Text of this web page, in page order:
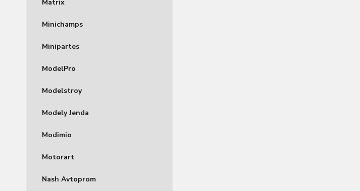
Matrix
Minichamps
Minipartes
ModelPro
Modelstroy
Modely Jenda
Modimio
Motorart
Nash Avtoprom